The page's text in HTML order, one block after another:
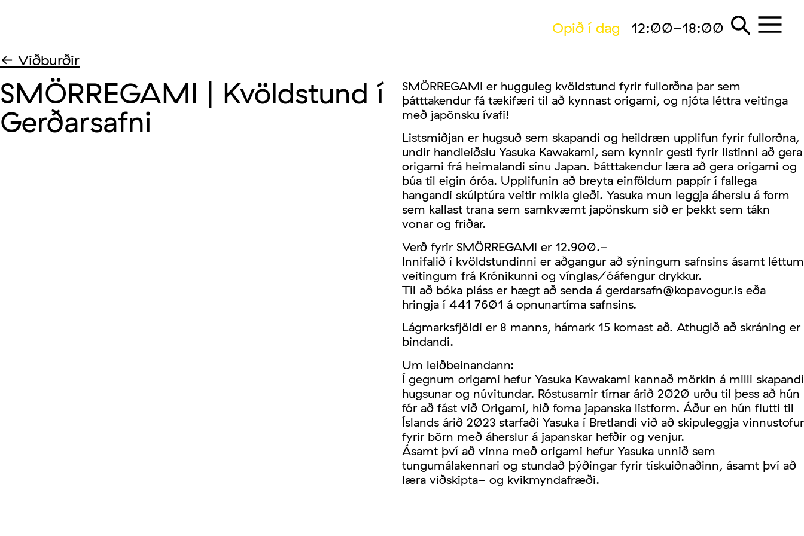
Opið í dag
12:00-18:00
← Viðburðir
SMÖRREGAMI | Kvöldstund í
Gerðarsafni
SMÖRREGAMI er hugguleg kvöldstund fyrir fullorðna þar sem
þátttakendur fá tækifæri til að kynnast origami, og njóta léttra veitinga
með japönsku ívafi!
Listsmiðjan er hugsuð sem skapandi og heildræn upplifun fyrir fullorðna,
undir handleiðslu Yasuka Kawakami, sem kynnir gesti fyrir listinni að gera
origami frá heimalandi sínu Japan. Þátttakendur læra að gera origami og
búa til eigin óróa. Upplifunin að breyta einföldum pappír í fallega
hangandi skúlptúra veitir mikla gleði. Yasuka mun leggja áherslu á form
sem kallast trana sem samkvæmt japönskum sið er þekkt sem tákn
vonar og friðar.
Verð fyrir SMÖRREGAMI er 12.900.-
Innifalið í kvöldstundinni er aðgangur að sýningum safnsins ásamt léttum
veitingum frá Krónikunni og vínglas/óáfengur drykkur.
Til að bóka pláss er hægt að senda á gerdarsafn@kopavogur.is eða
hringja í 441 7601 á opnunartíma safnsins.
Lágmarksfjöldi er 8 manns, hámark 15 komast að. Athugið að skráning er
bindandi.
Um leiðbeinandann:
Í gegnum origami hefur Yasuka Kawakami kannað mörkin á milli skapandi
hugsunar og núvitundar. Róstusamir tímar árið 2020 urðu til þess að hún
fór að fást við Origami, hið forna japanska listform. Áður en hún flutti til
Íslands árið 2023 starfaði Yasuka í Bretlandi við að skipuleggja vinnustofur
fyrir börn með áherslur á japanskar hefðir og venjur.
Ásamt því að vinna með origami hefur Yasuka unnið sem
tungumálakennari og stundað þýðingar fyrir tískuiðnaðinn, ásamt því að
læra viðskipta- og kvikmyndafræði.